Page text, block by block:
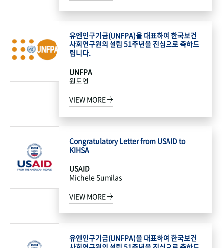
유엔인구기금(UNFPA)을 대표하여 한국보건
사회연구원의 설립 51주년을 진심으로 축하드
립니다.
UNFPA
원도연
VIEW MORE
Congratulatory Letter from USAID to
KIHSA
USAID
Michele Sumilas
VIEW MORE
유엔인구기금(UNFPA)을 대표하여 한국보건